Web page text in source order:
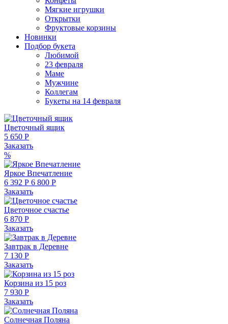
Мягкие игрушки
Открытки
Фруктовые корзины
Новинки
Подбор букета
Любимой
23 февраля
Маме
Мужчине
Коллегам
Букеты на 14 февраля
Цветочный ящик
5 650 Р
Заказать
%
Яркое Впечатление
6 392 Р 6 800 Р
Заказать
Цветочное счастье
6 870 Р
Заказать
Завтрак в Деревне
7 130 Р
Заказать
Корзина из 15 роз
7 930 Р
Заказать
Солнечная Поляна